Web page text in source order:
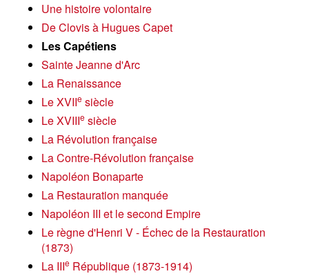
Une histoire volontaire
De Clovis à Hugues Capet
Les Capétiens
Sainte Jeanne d'Arc
La Renaissance
Le XVIIe siècle
Le XVIIIe siècle
La Révolution française
La Contre-Révolution française
Napoléon Bonaparte
La Restauration manquée
Napoléon III et le second Empire
Le règne d'Henri V - Échec de la Restauration
(1873)
La IIIe République (1873-1914)